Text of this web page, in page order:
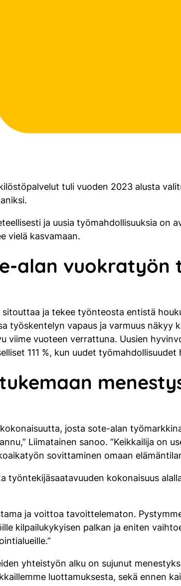
tuli vuoden 2023 alusta
ja uusia työmahdollisuuksia on
vielä kasvamaan.
alan vuokratyön
ja tekee työnteosta entistä
työskentelyn vapaus ja varmuus näkyy
vuoteen verrattuna. Uusien
111 %, kun uudet työmahdollisuudet
josta sote-alan
Liimatainen sanoo. ”Keikkailija on
sovittaminen omaan
kokonaisuus
ja voittoa tavoittelematon.
kilpailukykyisen palkan ja eniten
yhteistyön alku on sujunut
luottamuksesta, sekä ennen